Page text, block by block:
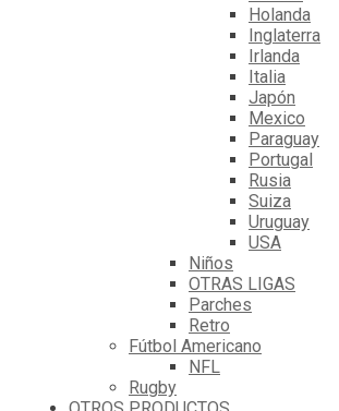
Holanda
Inglaterra
Irlanda
Italia
Japón
Mexico
Paraguay
Portugal
Rusia
Suiza
Uruguay
USA
Niños
OTRAS LIGAS
Parches
Retro
Fútbol Americano
NFL
Rugby